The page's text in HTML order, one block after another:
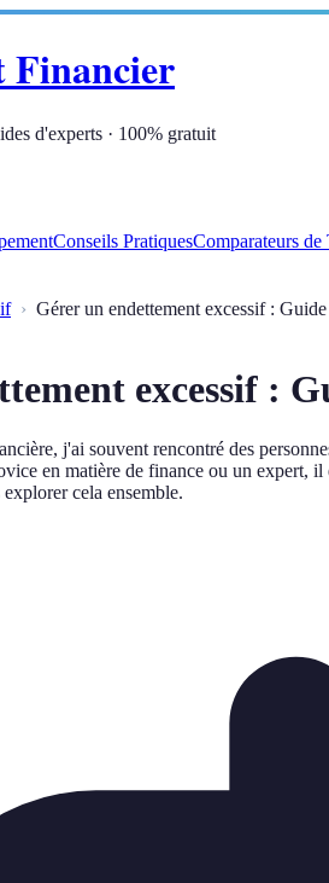
Financier
d'experts · 100% gratuit
Conseils PratiquesComparateurs de
Gérer un endettement excessif :
excessif :
j'ai souvent rencontré des
en matière de finance ou un expert,
cela ensemble.